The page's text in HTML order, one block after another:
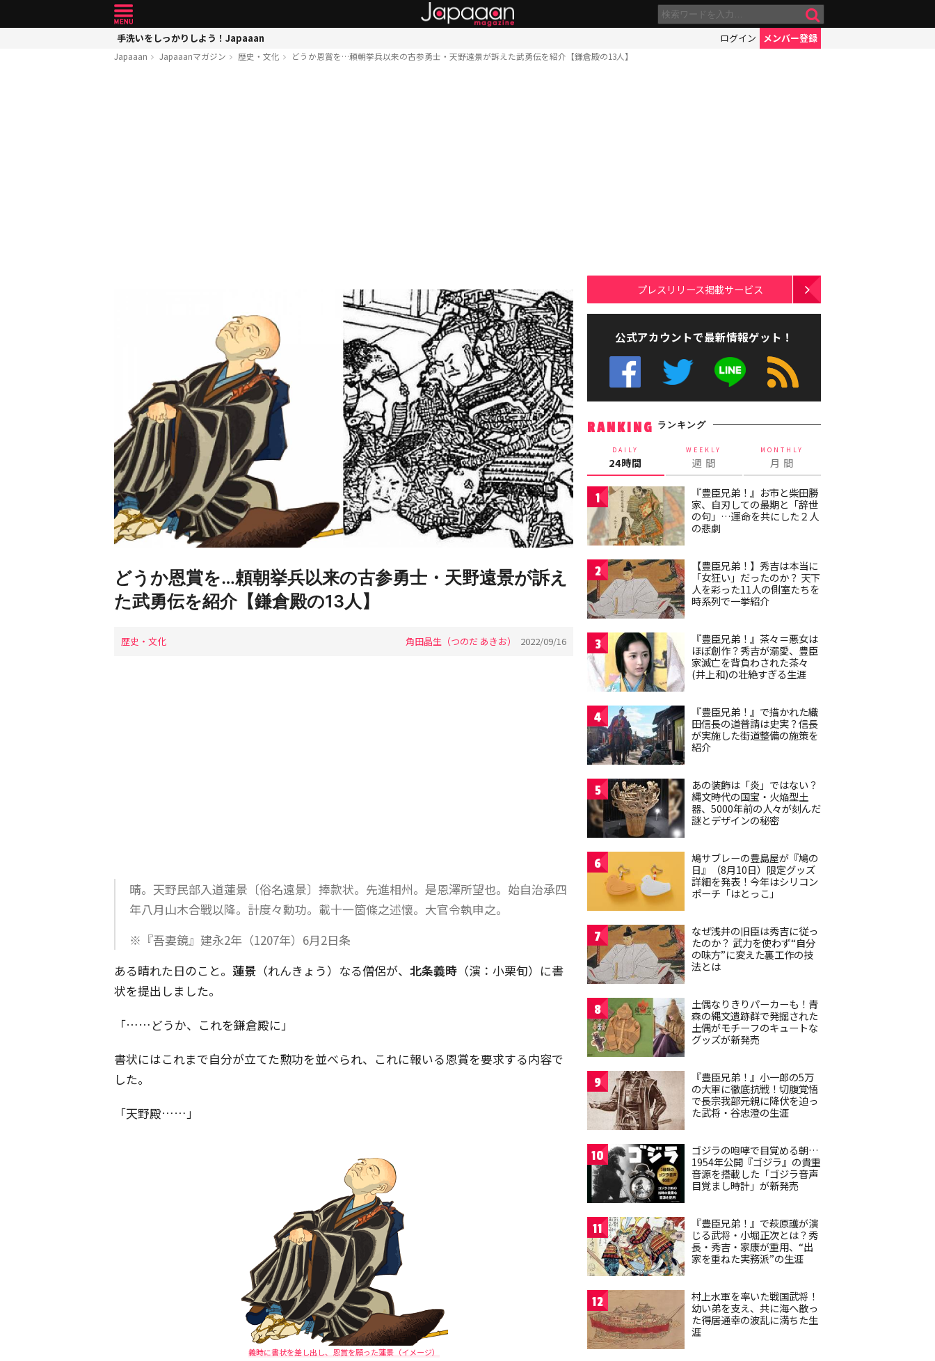
手洗いをしっかりしよう！Japaaan ログイン メンバー登録
Japaaan Japaaanマガジン 歴史・文化 どうか恩賞を…頼朝挙兵以来の古参勇士・天野遠景が訴えた武勇伝を紹介【鎌倉殿の13人】
どうか恩賞を…頼朝挙兵以来の古参勇士・天野遠景が訴え
た武勇伝を紹介【鎌倉殿の13人】
歴史・文化 角田晶生（つのだ あきお） 2022/09/16
晴。天野民部入道蓮景〔俗名遠景〕捧款状。先進相州。是恩澤所望也。始自治承四
年八月山木合戰以降。計度々勳功。載十一箇條之述懷。大官令執申之。
※『吾妻鏡』建永2年（1207年）6月2日条
ある晴れた日のこと。 蓮景 （れんきょう）なる僧侶が、 北条義時 （演：小栗旬）に書
状を提出しました。
「……どうか、これを鎌倉殿に」
書状にはこれまで自分が立てた勲功を並べられ、これに報いる恩賞を要求する内容で
した。
「天野殿……」
義時に書状を差し出し、恩賞を願った蓮景（イメージ）
プレスリリース掲載サービス
公式アカウントで最新情報ゲット！
RANKING ランキング
DAILY
24時間
WEEKLY
週 間
MONTHLY
月 間
1
『豊臣兄弟！』お市と柴田勝
家、自刃しての最期と「辞世
の句」…運命を共にした２人
の悲劇
2
【豊臣兄弟！】秀吉は本当に
「女狂い」だったのか？ 天下
人を彩った11人の側室たちを
時系列で一挙紹介
3
『豊臣兄弟！』茶々＝悪女は
ほぼ創作？秀吉が溺愛、豊臣
家滅亡を背負わされた茶々
(井上和)の壮絶すぎる生涯
4
『豊臣兄弟！』で描かれた織
田信長の道普請は史実？信長
が実施した街道整備の施策を
紹介
5
あの装飾は「炎」ではない？
縄文時代の国宝・火焔型土
器、5000年前の人々が刻んだ
謎とデザインの秘密
6
鳩サブレーの豊島屋が『鳩の
日』（8月10日）限定グッズ
詳細を発表！今年はシリコン
ポーチ「はとっこ」
7
なぜ浅井の旧臣は秀吉に従っ
たのか？ 武力を使わず“自分
の味方”に変えた裏工作の技
法とは
8
土偶なりきりパーカーも！青
森の縄文遺跡群で発掘された
土偶がモチーフのキュートな
グッズが新発売
9
『豊臣兄弟！』小一郎の5万
の大軍に徹底抗戦！切腹覚悟
で長宗我部元親に降伏を迫っ
た武将・谷忠澄の生涯
10
ゴジラの咆哮で目覚める朝…
1954年公開『ゴジラ』の貴重
音源を搭載した「ゴジラ音声
目覚まし時計」が新発売
11
『豊臣兄弟！』で萩原護が演
じる武将・小堀正次とは？秀
長・秀吉・家康が重用、“出
家を重ねた実務派”の生涯
12
村上水軍を率いた戦国武将！
幼い弟を支え、共に海へ散っ
た得居通幸の波乱に満ちた生
涯